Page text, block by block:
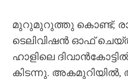
മുറുമുറുത്തു കൊണ്ട്;
ടെലിവിഷൻ ഓഫ്
ഹാളിലെ
കിടന്നു.